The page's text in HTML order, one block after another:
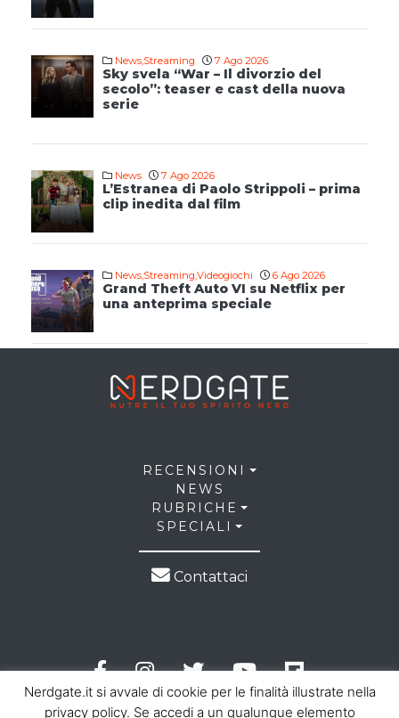
News,Streaming 7 Ago 2026
Sky svela “War – Il divorzio del
secolo”: teaser e cast della nuova
serie
News 7 Ago 2026
L’Estranea di Paolo Strippoli – prima
clip inedita dal film
News,Streaming,Videogiochi 6 Ago 2026
Grand Theft Auto VI su Netflix per
una anteprima speciale
RECENSIONI
NEWS
RUBRICHE
SPECIALI
Contattaci
Nerdgate.it si avvale di cookie per le finalità illustrate nella
privacy policy. Se accedi a un qualunque elemento